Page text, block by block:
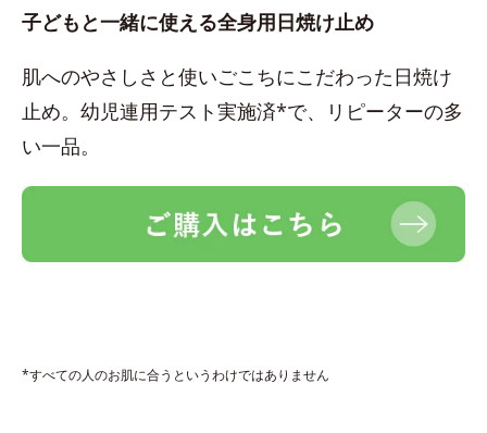
子どもと一緒に使える全身用日焼け止め
肌へのやさしさと使いごこちにこだわった日焼け
止め。幼児連用テスト実施済*で、リピーターの多
い一品。
*すべての人のお肌に合うというわけではありません